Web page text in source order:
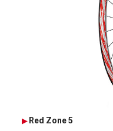
Red Zone 5